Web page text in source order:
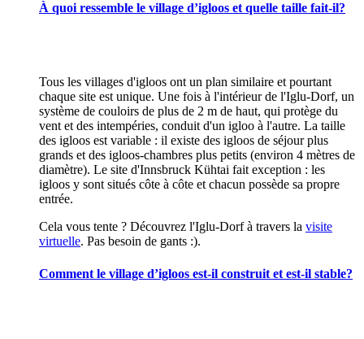
À quoi ressemble le village d’igloos et quelle taille fait-il?
Tous les villages d'igloos ont un plan similaire et pourtant
chaque site est unique. Une fois à l'intérieur de l'Iglu-Dorf, un
système de couloirs de plus de 2 m de haut, qui protège du
vent et des intempéries, conduit d'un igloo à l'autre. La taille
des igloos est variable : il existe des igloos de séjour plus
grands et des igloos-chambres plus petits (environ 4 mètres de
diamètre). Le site d'Innsbruck Kühtai fait exception : les
igloos y sont situés côte à côte et chacun possède sa propre
entrée.
Cela vous tente ? Découvrez l'Iglu-Dorf à travers la visite
virtuelle. Pas besoin de gants :).
Comment le village d’igloos est-il construit et est-il stable?